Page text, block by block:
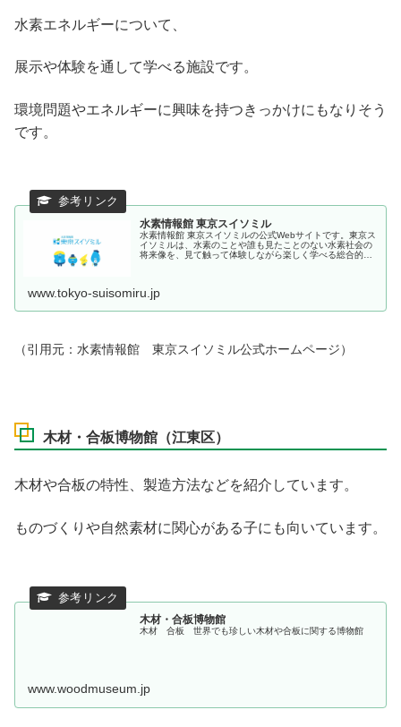
水素エネルギーについて、
展示や体験を通して学べる施設です。
環境問題やエネルギーに興味を持つきっかけにもなりそう
です。
水素情報館 東京スイソミル
水素情報館 東京スイソミルの公式Webサイトです。東京ス
イソミルは、水素のことや誰も見たことのない水素社会の
将来像を、見て触って体験しながら楽しく学べる総合的な
www.tokyo-suisomiru.jp
（引用元：水素情報館 東京スイソミル公式ホームページ）
木材・合板博物館（江東区）
木材や合板の特性、製造方法などを紹介しています。
ものづくりや自然素材に関心がある子にも向いています。
木材・合板博物館
木材 合板 世界でも珍しい木材や合板に関する博物館
www.woodmuseum.jp